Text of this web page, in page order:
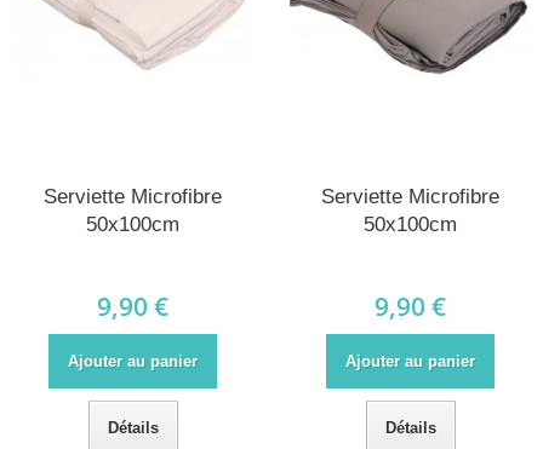
Serviette Microfibre
50x100cm
9,90 €
Ajouter au panier
Détails
Serviette Microfibre
50x100cm
9,90 €
Ajouter au panier
Détails